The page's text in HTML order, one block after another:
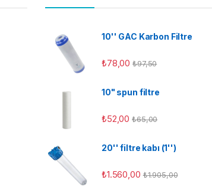
10'' GAC Karbon Filtre
₺78,00 ₺97,50
10" spun filtre
₺52,00 ₺65,00
20'' filtre kabı (1'')
₺1.560,00 ₺1.905,00